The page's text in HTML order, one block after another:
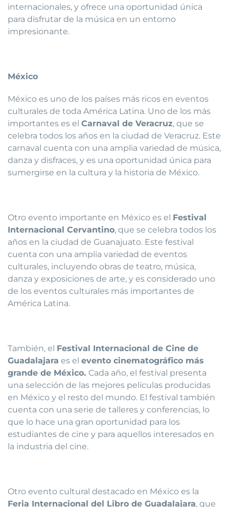
internacionales, y ofrece una oportunidad única
para disfrutar de la música en un entorno
impresionante.
México
México es uno de los países más ricos en eventos
culturales de toda América Latina. Uno de los más
importantes es el Carnaval de Veracruz, que se
celebra todos los años en la ciudad de Veracruz. Este
carnaval cuenta con una amplia variedad de música,
danza y disfraces, y es una oportunidad única para
sumergirse en la cultura y la historia de México.
Otro evento importante en México es el Festival
Internacional Cervantino, que se celebra todos los
años en la ciudad de Guanajuato. Este festival
cuenta con una amplia variedad de eventos
culturales, incluyendo obras de teatro, música,
danza y exposiciones de arte, y es considerado uno
de los eventos culturales más importantes de
América Latina.
También, el Festival Internacional de Cine de
Guadalajara es el evento cinematográfico más
grande de México. Cada año, el festival presenta
una selección de las mejores películas producidas
en México y el resto del mundo. El festival también
cuenta con una serie de talleres y conferencias, lo
que lo hace una gran oportunidad para los
estudiantes de cine y para aquellos interesados en
la industria del cine.
Otro evento cultural destacado en México es la
Feria Internacional del Libro de Guadalajara, que